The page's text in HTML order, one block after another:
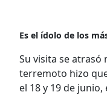
Es el ídolo de los
Su visita se atrasó
terremoto hizo
el 18 y 19 de